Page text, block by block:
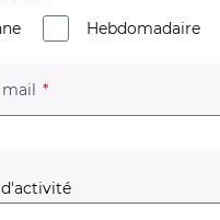
Hebdomadaire
(champ obligatoire)
obligatoire)